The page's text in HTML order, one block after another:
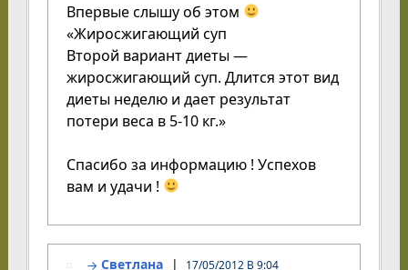
Впервые слышу об этом
«Жиросжигающий суп
Второй вариант диеты —
жиросжигающий суп. Длится этот вид
диеты неделю и дает результат
потери веса в 5-10 кг.»
Спасибо за информацию ! Успехов
вам и удачи !
Светлана 17/05/2012 В 9:04